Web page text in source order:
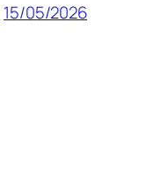
15/05/2026